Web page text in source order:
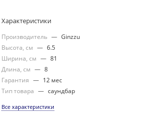
Характеристики
Производитель — Ginzzu
Высота, см — 6.5
Ширина, см — 81
Длина, см — 8
Гарантия — 12 мес
Тип товара — саундбар
Все характеристики